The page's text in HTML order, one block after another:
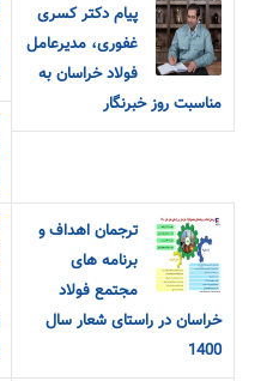
پیام دکتر کسری
غفوری، مدیرعامل
فولاد خراسان به
مناسبت روز خبرنگار
ترجمان اهداف و
برنامه های
مجتمع فولاد
خراسان در راستای شعار سال
1400